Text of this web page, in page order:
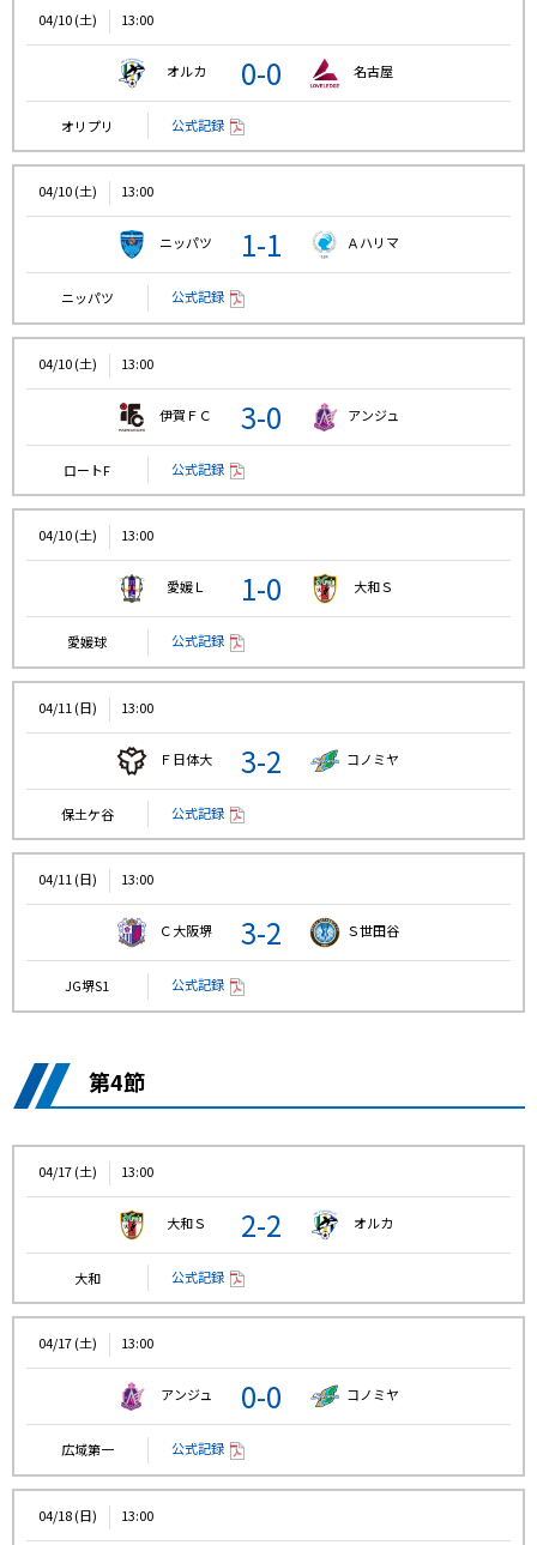
04/10 (土) 13:00
オルカ 0-0 名古屋
オリプリ 公式記録
04/10 (土) 13:00
ニッパツ 1-1 Ａハリマ
ニッパツ 公式記録
04/10 (土) 13:00
伊賀ＦＣ 3-0 アンジュ
ロートF 公式記録
04/10 (土) 13:00
愛媛Ｌ 1-0 大和Ｓ
愛媛球 公式記録
04/11 (日) 13:00
Ｆ日体大 3-2 コノミヤ
保土ケ谷 公式記録
04/11 (日) 13:00
Ｃ大阪堺 3-2 Ｓ世田谷
JG堺S1 公式記録
第4節
04/17 (土) 13:00
大和Ｓ 2-2 オルカ
大和 公式記録
04/17 (土) 13:00
アンジュ 0-0 コノミヤ
広域第一 公式記録
04/18 (日) 13:00